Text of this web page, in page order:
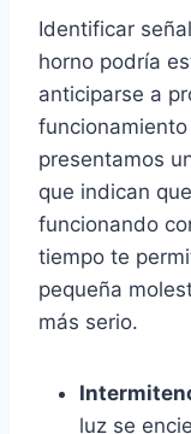
Identificar
horno podría
anticiparse a
presentamos
que indican
funcionando
tiempo te
pequeña
más serio.
luz se